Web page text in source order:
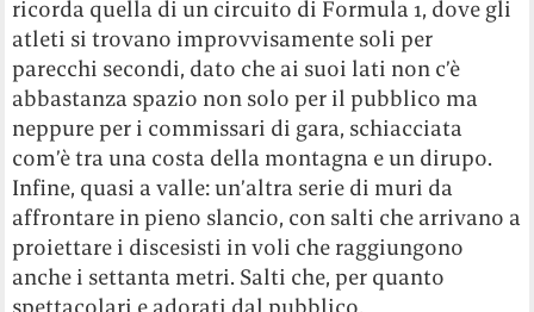
ricorda quella di un circuito di Formula 1, dove gli
atleti si trovano improvvisamente soli per
parecchi secondi, dato che ai suoi lati non c’è
abbastanza spazio non solo per il pubblico ma
neppure per i commissari di gara, schiacciata
com’è tra una costa della montagna e un dirupo.
Infine, quasi a valle: un’altra serie di muri da
affrontare in pieno slancio, con salti che arrivano a
proiettare i discesisti in voli che raggiungono
anche i settanta metri. Salti che, per quanto
spettacolari e adorati dal pubblico,